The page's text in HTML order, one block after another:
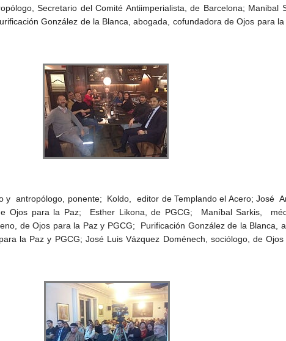
Secretario del Comité Antiimperialista, de Barcelona; Manibal
González de la Blanca, abogada, cofundadora de Ojos para
y antropólogo, ponente; Koldo, editor de Templando el Acero; José
Ojos para la Paz; Esther Likona, de PGCG; Maníbal Sarkis,
de Ojos para la Paz y PGCG; Purificación González de la Blanca,
la Paz y PGCG; José Luis Vázquez Doménech, sociólogo, de